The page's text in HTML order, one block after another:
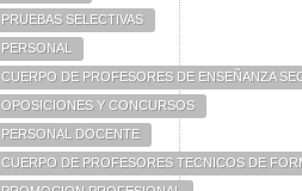
PRUEBAS SELECTIVAS
PERSONAL
CUERPO DE PROFESORES DE ENSEÑANZA
OPOSICIONES Y CONCURSOS
PERSONAL DOCENTE
CUERPO DE PROFESORES TECNICOS DE